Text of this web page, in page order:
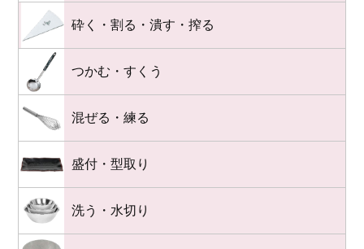
砕く・割る・潰す・搾る
つかむ・すくう
混ぜる・練る
盛付・型取り
洗う・水切り